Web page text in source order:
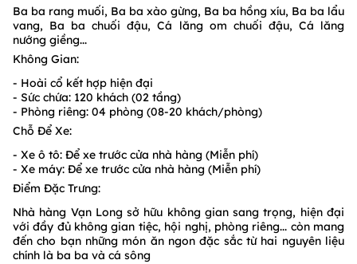
Ba ba rang muối, Ba ba xào gừng, Ba ba hồng xíu, Ba ba lẩu
vang, Ba ba chuối đậu, Cá lăng om chuối đậu, Cá lăng
nướng giềng...
Không Gian:
- Hoài cổ kết hợp hiện đại
- Sức chứa: 120 khách (02 tầng)
- Phòng riêng: 04 phòng (08-20 khách/phòng)
Chỗ Để Xe:
- Xe ô tô: Để xe trước cửa nhà hàng (Miễn phí)
- Xe máy: Để xe trước cửa nhà hàng (Miễn phí)
Điểm Đặc Trưng:
Nhà hàng Vạn Long sở hữu không gian sang trọng, hiện đại
với đầy đủ không gian tiệc, hội nghị, phòng riêng... còn mang
đến cho bạn những món ăn ngon đặc sắc từ hai nguyên liệu
chính là ba ba và cá sông